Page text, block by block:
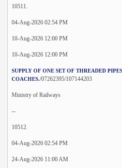
10511.
04-Aug-2026 02:54 PM
10-Aug-2026 12:00 PM
10-Aug-2026 12:00 PM
SUPPLY OF ONE SET OF THREADED
COACHES./07262395/107144203
Ministry of Railways
--
10512.
04-Aug-2026 02:54 PM
24-Aug-2026 11:00 AM